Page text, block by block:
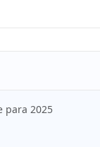
para 2025